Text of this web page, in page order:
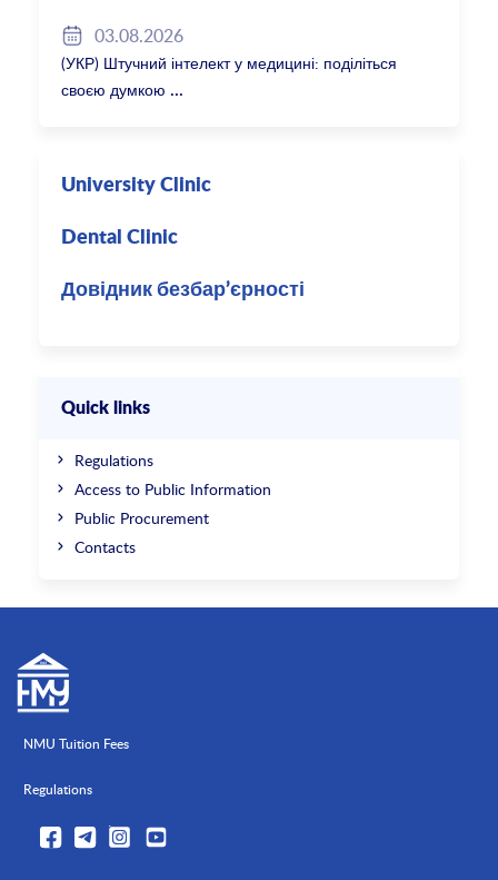
03.08.2026
(УКР) Штучний інтелект у медицині: поділіться
своєю думкою
University Clinic
Dental Clinic
Довідник безбар’єрності
Quick links
Regulations
Access to Public Information
Public Procurement
Contacts
NMU Tuition Fees
Regulations